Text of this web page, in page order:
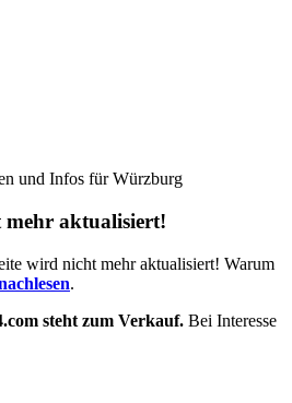
und Infos für Würzburg
mehr aktualisiert!
wird nicht mehr aktualisiert! Warum
.
steht zum Verkauf. Bei Interesse